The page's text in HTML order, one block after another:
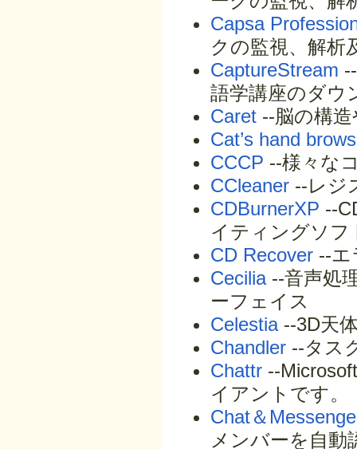
Capsa
クの監視、解析
CaptureStream
語学講座のダウ
Caret --脳の構
Cat’s hand
CCCP --様々な
CCleaner --レジ
CDBurnerXP --
イティングソフ
CD Recover --エ
Cecilia--音声処
ーフェイス
Celestia--3D天
Chandler --タス
Chattr --
イアントです。
Chat＆
メンバーを自